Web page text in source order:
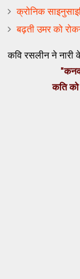
क्रोनिक
बढ़ती उमर को
कवि रसलीन ने नारी
"
कति को